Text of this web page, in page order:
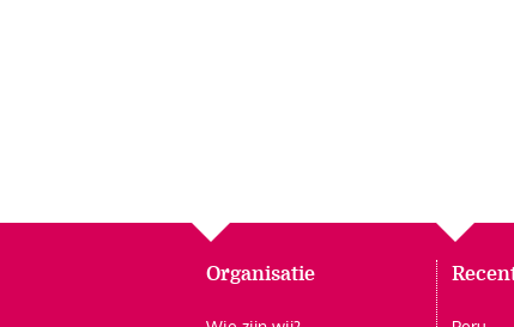
Organisatie